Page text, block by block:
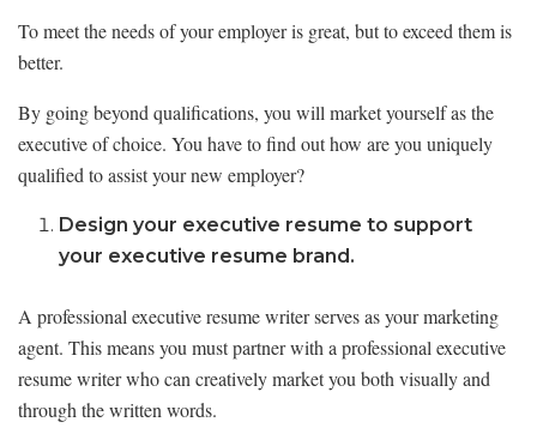
To meet the needs of your employer is great, but to exceed them is
better.
By going beyond qualifications, you will market yourself as the
executive of choice. You have to find out how are you uniquely
qualified to assist your new employer?
Design your executive resume to support
your executive resume brand.
A professional executive resume writer serves as your marketing
agent. This means you must partner with a professional executive
resume writer who can creatively market you both visually and
through the written words.